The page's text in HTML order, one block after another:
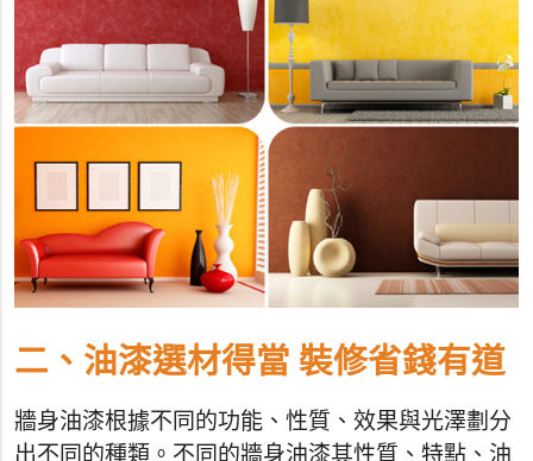
二、油漆選材得當 裝修省錢有道
牆身油漆根據不同的功能、性質、效果與光澤劃分
出不同的種類。不同的牆身油漆其性質、特點、油